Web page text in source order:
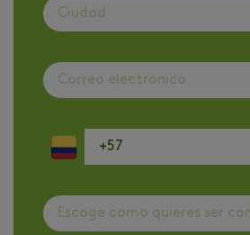
Ciudad
Escoge como quieres ser